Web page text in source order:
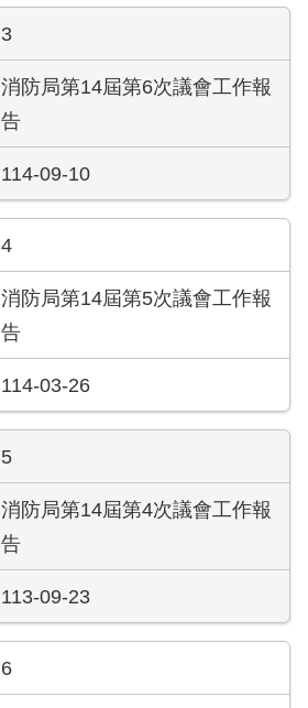
3
消防局第14屆第6次議會工作報
告
114-09-10
4
消防局第14屆第5次議會工作報
告
114-03-26
5
消防局第14屆第4次議會工作報
告
113-09-23
6